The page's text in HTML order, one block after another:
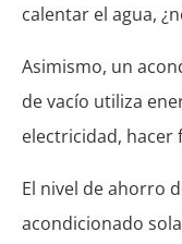
calentar el agua,
Asimismo, un
de vacío utiliza
electricidad, hacer
El nivel de ahorro
acondicionado